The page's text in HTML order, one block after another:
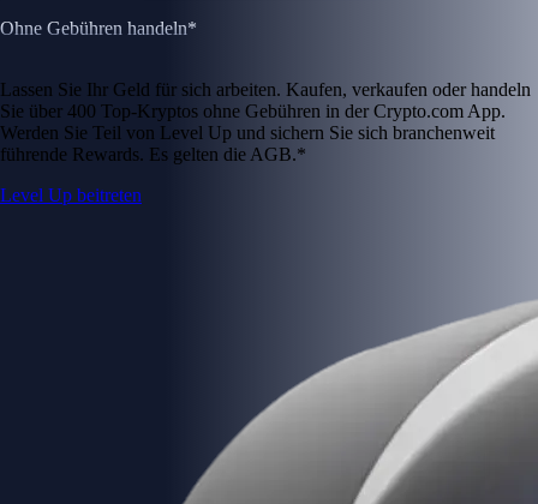
Ohne Gebühren handeln*
Lassen Sie Ihr Geld für sich arbeiten. Kaufen, verkaufen oder handeln
Sie über 400 Top-Kryptos ohne Gebühren in der Crypto.com App.
Werden Sie Teil von Level Up und sichern Sie sich branchenweit
führende Rewards. Es gelten die AGB.*
Level Up beitreten